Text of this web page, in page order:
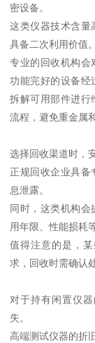
密设备。
这类仪器技术含量
具备二次利用价值。
专业的回收机构会
功能完好的设备经
拆解可用部件进行
流程，避免重金属
选择回收渠道时，
正规回收企业具备
息泄露。
同时，这类机构
用年限、性能损耗
值得注意的是，
求，回收时需确认
对于持有闲置仪
失。
高端测试仪器的折